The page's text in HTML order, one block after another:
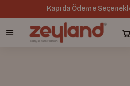
Kapıda Ödeme